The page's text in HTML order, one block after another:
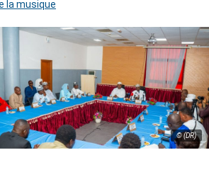
la musique
© (DR)